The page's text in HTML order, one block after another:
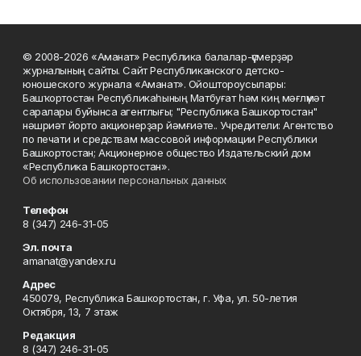
© 2008-2026 «Аманат» Республика балалар-үҫмерҙәр
журналының сайты. Сайт Республиканского детско-
юношеского журнала «Аманат». Ойоштороусылары:
Башҡортостан Республикаһының Матбуғат һәм киң мәғлүмәт
саралары буйынса агентлығы; "Республика Башкортостан"
нәшриәт йорто акционерҙар йәмғиәте.. Учредители: Агентство
по печати и средствам массовой информации Республики
Башкортостан; Акционерное общество Издательский дом
«Республика Башкортостан».
Об использовании персональных данных
Телефон
8 (347) 246-31-05
Эл. почта
amanat@yandex.ru
Адрес
450079, Республика Башкортостан, г. Уфа, ул. 50-летия
Октября, 13, 7 этаж
Редакция
8 (347) 246-31-05